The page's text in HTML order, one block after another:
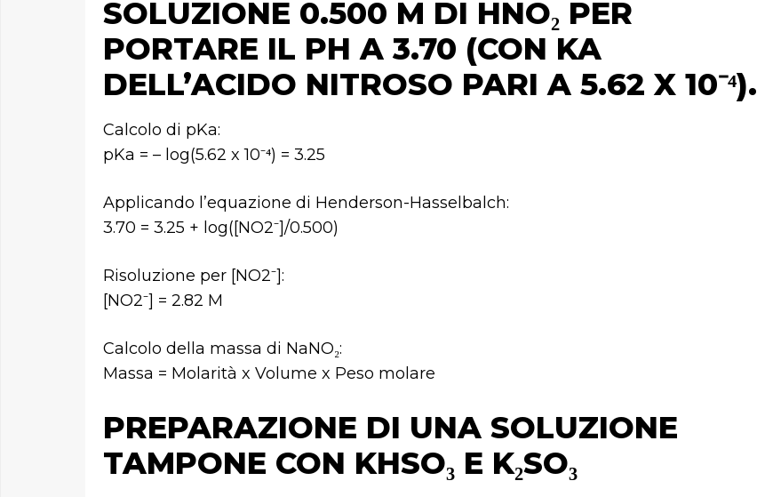
SOLUZIONE 0.500 M DI HNO₂ PER
PORTARE IL PH A 3.70 (CON KA
DELL’ACIDO NITROSO PARI A 5.62 X 10⁻⁴).
Calcolo di pKa:
pKa = – log(5.62 x 10⁻⁴) = 3.25
Applicando l’equazione di Henderson-Hasselbalch:
3.70 = 3.25 + log([NO2⁻]/0.500)
Risoluzione per [NO2⁻]:
[NO2⁻] = 2.82 M
Calcolo della massa di NaNO₂:
Massa = Molarità x Volume x Peso molare
PREPARAZIONE DI UNA SOLUZIONE
TAMPONE CON KHSO₃ E K₂SO₃